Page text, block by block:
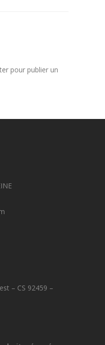
pour publier un
– CS 92459 –